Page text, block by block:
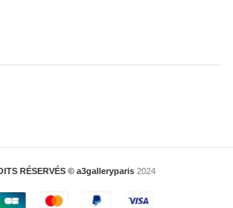
RÉSERVÉS © a3galleryparis 2024